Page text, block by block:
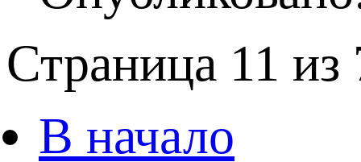
Страница 11 из
В начало